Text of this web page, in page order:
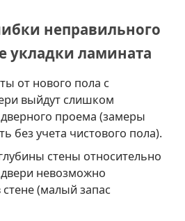
неправильного
укладки ламината
от нового пола с
выйдут слишком
проема (замеры
без учета чистового пола).
стены относительно
невозможно
(малый запас